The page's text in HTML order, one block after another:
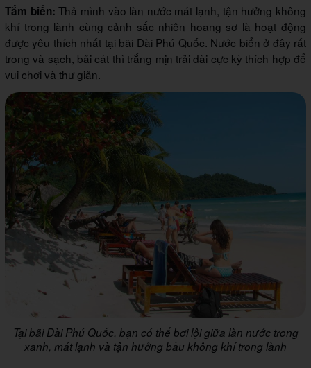
Tắm biển: Thả mình vào làn nước mát lạnh, tận hưởng không
khí trong lành cùng cảnh sắc nhiên hoang sơ là hoạt động
được yêu thích nhất tại bãi Dài Phú Quốc. Nước biển ở đây rất
trong và sạch, bãi cát thì trắng mịn trải dài cực kỳ thích hợp để
vui chơi và thư giãn.
Tại bãi Dài Phú Quốc, bạn có thể bơi lội giữa làn nước trong
xanh, mát lạnh và tận hưởng bầu không khí trong lành